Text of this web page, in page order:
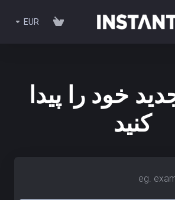
EUR
خود را پیدا
کنید